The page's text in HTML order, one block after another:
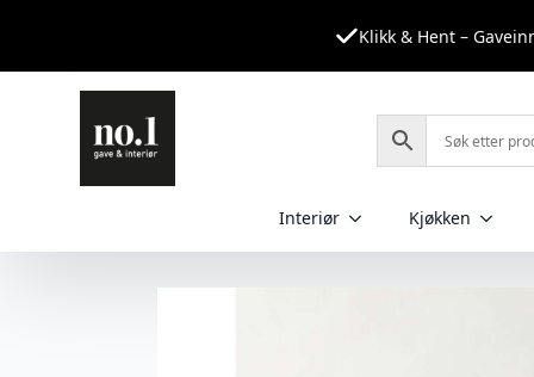
Klikk & Hent –
Interiør Kjøkken